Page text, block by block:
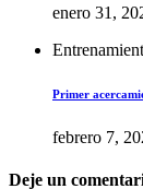
enero 31,
Primer
febrero 7,
Deje un